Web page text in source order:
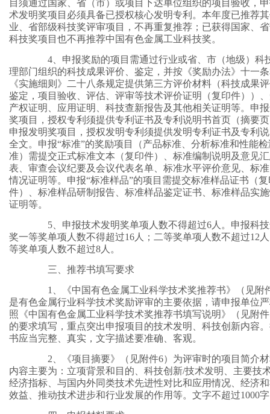
目须通过国家、省（市）或项目下达单位组织的项目验收，
术发明奖项目必须具备已授权核心发明专利。本年度已推荐
业、省部级科技奖评审项目，不再重复推荐；已获得国家、
科技奖项目也不再推荐中国有色金属工业科技奖。
4、申报奖励的项目需通过行业或省、市（地级）科
理部门组织的科技成果评价、鉴定，并按《奖励办法》十一
《实施细则》二十八条规定提供第三方评价材料（科技成果
鉴定，项目验收、评估、评审等技术评价证明（复印件））
产权证明、应用证明、科技查新报告及其他相关证明等。申
奖项目，授权专利须提供专利证书及专利说明书首页（摘要
申报发明奖项目，授权发明专利须提供发明专利证书及专利
全文。申报“标准”的奖励项目（产品标准、分析标准和性能
准）需提交正式标准文本（复印件）、标准编制说明及意见
表、审查会议纪要及会议代表名单、标准水平评价意见、标
情况证明等。申报“标准样品”的项目需提交标准样品证书（复
件）、标准样品研制报告、标准样品鉴定证书、标准样品实
证明等。
5、申报技术发明奖单项人数不得超过6人。申报科
奖一等奖单项人数不得超过16人；二等奖单项人数不超过12
等奖单项人数不超过8人。
三、推荐书填写要求
1、《中国有色金属工业科学技术奖推荐书》（见附
是有色金属行业科学技术奖励评审的主要依据，请申报单位
照《中国有色金属工业科学技术奖推荐书填写说明》（见附
的要求填写，重点突出申报项目的技术发明、科技创新内容
书应当完整、真实，文字描述要准确、客观。
2、《项目摘要》（见附件6）为评审时的项目简介
内容主要为：立项背景和目的、科技创新/技术发明、主要技
经济指标、与国内外同类技术先进性对比和应用情况、经济
效益、推动技术进步和行业发展的作用等。文字不超过1000